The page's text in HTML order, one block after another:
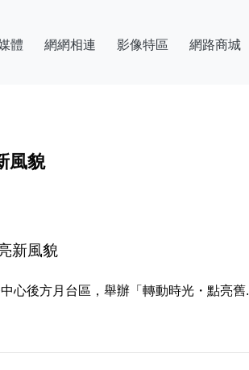
體 網網相連 影像特區 網路商城
風貌
新風貌
心後方月台區，舉辦「轉動時光・點亮舊.